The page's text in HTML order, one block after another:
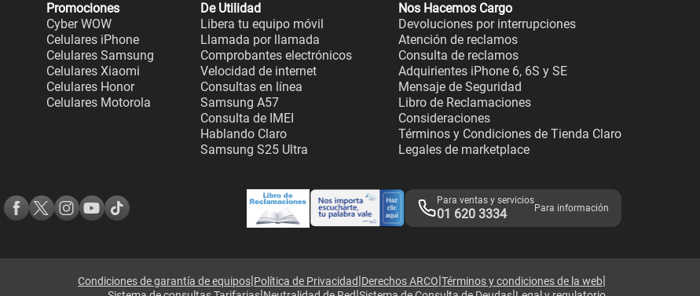
Promociones
Cyber WOW
Celulares iPhone
Celulares Samsung
Celulares Xiaomi
Celulares Honor
Celulares Motorola
De Utilidad
Libera tu equipo móvil
Llamada por llamada
Comprobantes electrónicos
Velocidad de internet
Consultas en línea
Samsung A57
Consulta de IMEI
Hablando Claro
Samsung S25 Ultra
Nos Hacemos Cargo
Devoluciones por interrupciones
Atención de reclamos
Consulta de reclamos
Adquirientes iPhone 6, 6S y SE
Mensaje de Seguridad
Libro de Reclamaciones
Consideraciones
Términos y Condiciones de Tienda Claro
Legales de marketplace
Para ventas y servicios
01 620 3334 Para información
Condiciones de garantía de equipos|Política de Privacidad|Derechos ARCO|Términos y condiciones de la web|